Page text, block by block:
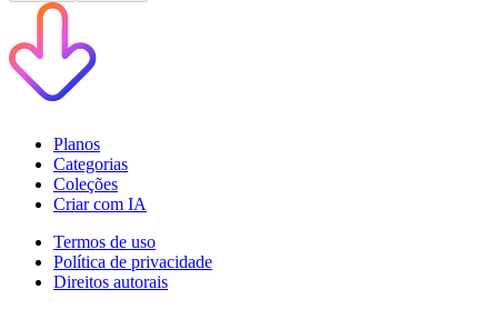
Planos
Categorias
Coleções
Criar com IA
Termos de uso
Política de privacidade
Direitos autorais